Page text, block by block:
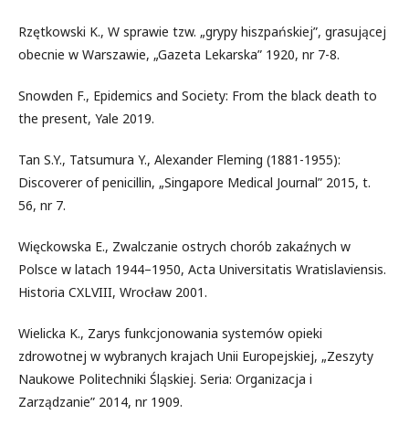
Rzętkowski K., W sprawie tzw. „grypy hiszpańskiej”, grasującej
obecnie w Warszawie, „Gazeta Lekarska” 1920, nr 7-8.
Snowden F., Epidemics and Society: From the black death to
the present, Yale 2019.
Tan S.Y., Tatsumura Y., Alexander Fleming (1881-1955):
Discoverer of penicillin, „Singapore Medical Journal” 2015, t.
56, nr 7.
Więckowska E., Zwalczanie ostrych chorób zakaźnych w
Polsce w latach 1944–1950, Acta Universitatis Wratislaviensis.
Historia CXLVIII, Wrocław 2001.
Wielicka K., Zarys funkcjonowania systemów opieki
zdrowotnej w wybranych krajach Unii Europejskiej, „Zeszyty
Naukowe Politechniki Śląskiej. Seria: Organizacja i
Zarządzanie” 2014, nr 1909.